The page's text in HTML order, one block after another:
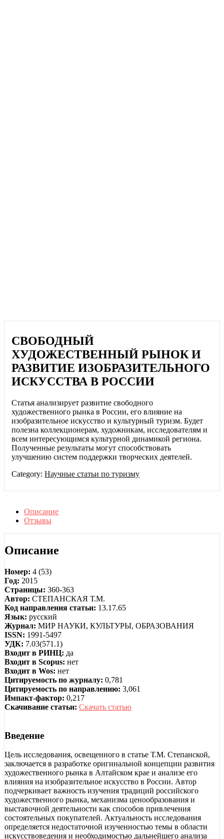
СВОБОДНЫЙ
ХУДОЖЕСТВЕННЫЙ РЫНОК И
РАЗВИТИЕ ИЗОБРАЗИТЕЛЬНОГО
ИСКУССТВА В РОССИИ
Статья анализирует развитие свободного
художественного рынка в России, его влияние на
изобразительное искусство и культурный туризм. Будет
полезна коллекционерам, художникам, исследователям и
всем интересующимся культурной динамикой региона.
Полученные результаты могут способствовать
улучшению систем поддержки творческих деятелей.
Category:Научные статьи по туризму
Описание
Отзывы
Описание
Номер: 4 (53)
Год: 2015
Страницы: 360-363
Автор: СТЕПАНСКАЯ Т.М.
Код направления статьи: 13.17.65
Язык: русский
Журнал: МИР НАУКИ, КУЛЬТУРЫ, ОБРАЗОВАНИЯ
ISSN: 1991-5497
УДК: 7.03(571.1)
Входит в РИНЦ: да
Входит в Scopus: нет
Входит в Wos: нет
Цитируемость по журналу: 0,781
Цитируемость по направлению: 3,061
Импакт-фактор: 0,217
Скачивание статьи: Скачать статью
Введение
Цель исследования, освещенного в статье Т.М. Степанской,
заключается в разработке оригинальной концепции развития
художественного рынка в Алтайском крае и анализе его
влияния на изобразительное искусство в России. Автор
подчеркивает важность изучения традиций российского
художественного рынка, механизма ценообразования и
выставочной деятельности как способов привлечения
состоятельных покупателей. Актуальность исследования
определяется недостаточной изученностью темы в области
искусствоведения и необходимостью дальнейшего анализа